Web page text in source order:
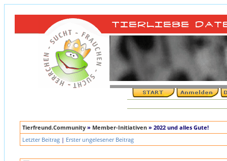
Tierfreund.Community » Member-Initiativen » 2022 und alles Gute!
Letzter Beitrag | Erster ungelesener Beitrag